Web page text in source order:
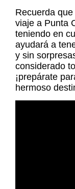
Recuerda
viaje a Punta
teniendo en
ayudará a
y sin
considerado
¡prepárate
hermoso